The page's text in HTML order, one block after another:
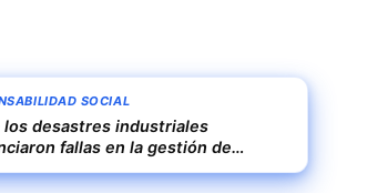
SOCIAL
los desastres industriales
fallas en la gestión de
ambientales